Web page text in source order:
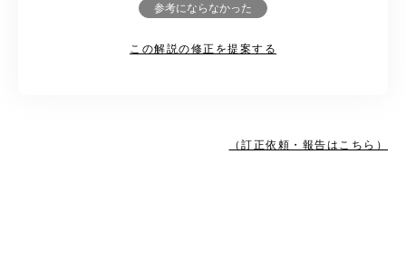
参考にならなかった
この解説の修正を提案する
（訂正依頼・報告はこちら）